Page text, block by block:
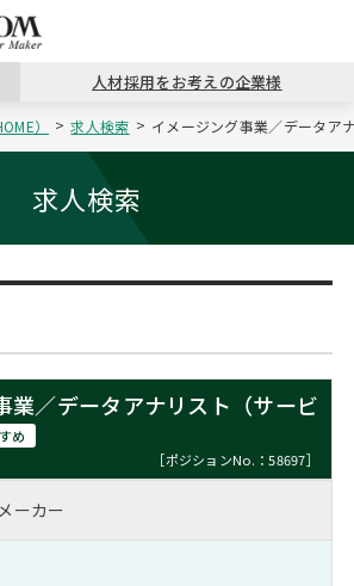
戻る
コンサ
戻る
キャリ
戻る
MBAの
戻る
日本か
戻る
パワー
ー
人材採用をお考えの企業様
） 求人検索 イメージング事業／データア
求人検索
業／データアナリスト（サービ
め
［ポジションNo.：58697］
ーカー